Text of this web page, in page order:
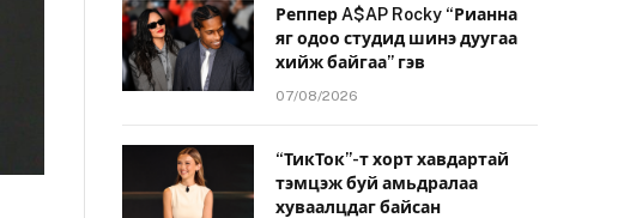
Реппер A$AP Rocky “Рианна
яг одоо студид шинэ дуугаа
хийж байгаа” гэв
07/08/2026
“ТикТок”-т хорт хавдартай
тэмцэж буй амьдралаа
хуваалцдаг байсан